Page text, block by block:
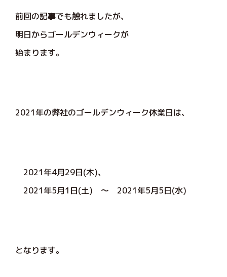
前回の記事でも触れましたが、
明日からゴールデンウィークが
始まります。
2021年の弊社のゴールデンウィーク休業日は、
2021年4月29日(木)、
2021年5月1日(土) ～ 2021年5月5日(水)
となります。